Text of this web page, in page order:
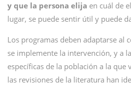
y que la persona elija en cuál de
lugar, se puede sentir útil y puede
Los programas deben adaptarse al
se implemente la intervención, y a
específicas de la población a la que
las revisiones de la literatura han